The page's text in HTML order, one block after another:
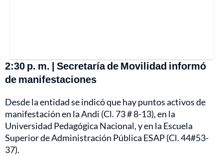
2:30 p. m. | Secretaría de Movilidad informó
de manifestaciones
Desde la entidad se indicó que hay puntos activos de
manifestación en la Andi (Cl. 73 # 8-13), en la
Universidad Pedagógica Nacional, y en la Escuela
Superior de Administración Pública ESAP (Cl. 44#53-
37).